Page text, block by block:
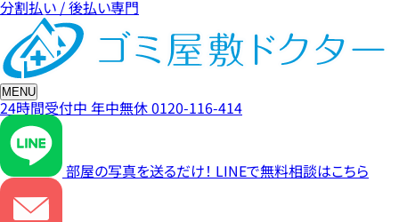
分割払い / 後払い専門
MENU
24時間受付中 年中無休0120-116-414
部屋の写真を送るだけ！ LINEで無料相談はこちら